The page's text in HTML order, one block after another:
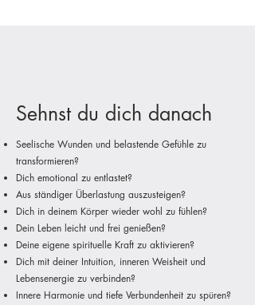
Sehnst du dich danach
Seelische Wunden und belastende Gefühle zu
transformieren?
Dich emotional zu entlastet?
Aus ständiger Überlastung auszusteigen?
Dich in deinem Körper wieder wohl zu fühlen?
Dein Leben leicht und frei genießen?
Deine eigene spirituelle Kraft zu aktivieren?
Dich mit deiner Intuition, inneren Weisheit und
Lebensenergie zu verbinden?
Innere Harmonie und tiefe Verbundenheit zu spüren?